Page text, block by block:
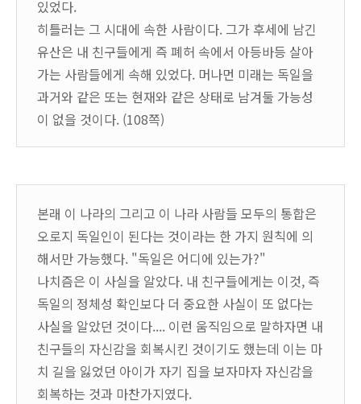
있었다.
히틀러는 그 시대에 속한 사람이다. 그가 후세에 남긴
유산은 내 친구들에게 즉 폐허 속에서 아등바등 살아
가는 사람들에게 속해 있었다. 머나먼 미래는 독일을
과거와 같은 또는 현재와 같은 상태로 남겨둘 가능성
이 없을 것이다. (108쪽)
본래 이 나라의 그리고 이 나라 사람들 모두의 통합은
오로지 독일인이 된다는 것이라는 한 가지 원칙에 의
해서만 가능했다. "독일은 어디에 있는가?"
나치즘은 이 사실을 알았다. 내 친구들에게는 이것, 즉
독일의 정체성 확인보다 더 중요한 사실이 또 없다는
사실을 알았던 것이다.... 이런 움직임으로 말하자면 내
친구들의 자신감을 회복시킨 것이기도 했는데 이는 마
치 길을 잃었던 아이가 자기 집을 보자마자 자신감을
회복하는 것과 마찬가지였다.